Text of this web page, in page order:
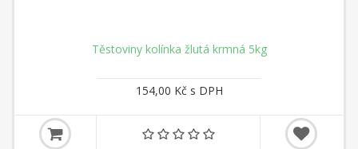
Těstoviny kolínka žlutá krmná 5kg
154,00 Kč s DPH